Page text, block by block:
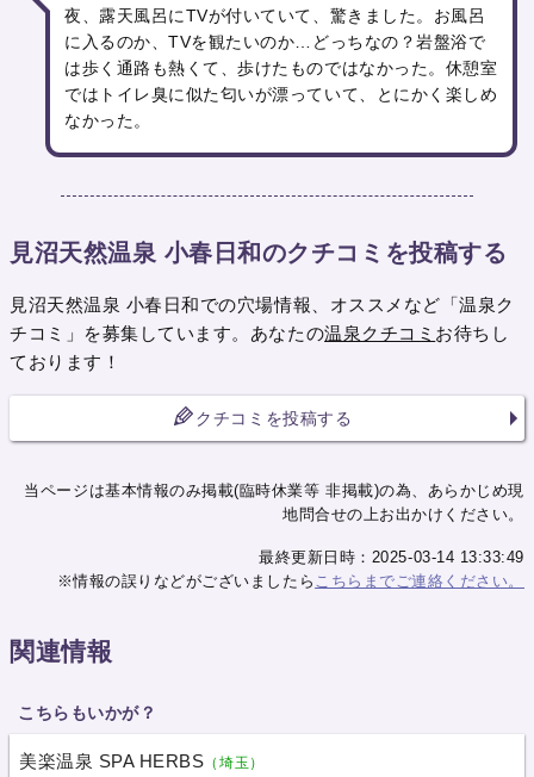
夜、露天風呂にTVが付いていて、驚きました。お風呂
に入るのか、TVを観たいのか…どっちなの？岩盤浴で
は歩く通路も熱くて、歩けたものではなかった。休憩室
ではトイレ臭に似た匂いが漂っていて、とにかく楽しめ
なかった。
見沼天然温泉 小春日和のクチコミを投稿する
見沼天然温泉 小春日和での穴場情報、オススメなど「温泉ク
チコミ」を募集しています。あなたの温泉クチコミ お待ちし
ております！
クチコミを投稿する
当ページは基本情報のみ掲載(臨時休業等 非掲載)の為、あらかじめ現
地問合せの上お出かけください。
最終更新日時：2025-03-14 13:33:49
※情報の誤りなどがございましたら こちらまでご連絡ください。
関連情報
こちらもいかが？
美楽温泉 SPA HERBS （埼玉）